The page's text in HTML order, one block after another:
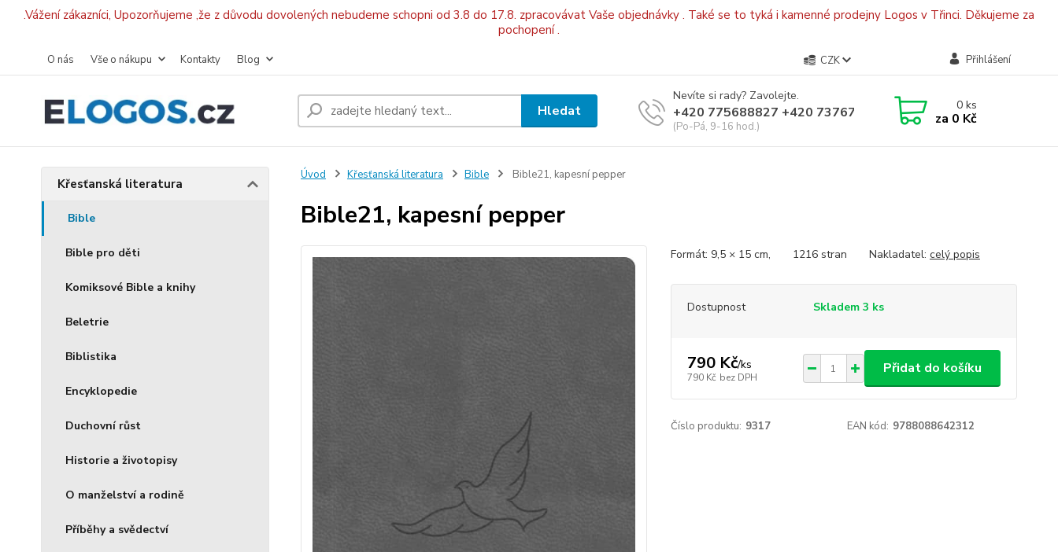
.Vážení zákazníci, Upozorňujeme ,že z důvodu dovolených nebudeme schopni od 3.8 do 17.8. zpracovávat Vaše objednávky . Také se to tyká i kamenné prodejny Logos v Třinci. Děkujeme za
pochopení .
O nás Vše o nákupu Kontakty Blog CZK Přihlášení
Hledat
Nevíte si rady? Zavolejte.
+420 775688827 +420 737670415
(Po-Pá, 9-16 hod.)
0ks
za 0 Kč
Křesťanská literatura
Bible
Bible pro děti
Komiksové Bible a knihy
Beletrie
Biblistika
Encyklopedie
Duchovní růst
Historie a životopisy
O manželství a rodině
Příběhy a svědectví
Úvod Křesťanská literatura Bible Bible21, kapesní pepper
Bible21, kapesní pepper
Formát: 9,5 × 15 cm, 1216 stran Nakladatel: celý popis
Dostupnost Skladem 3 ks
790 Kč/ks
790 Kč bez DPH
Přidat do košíku
Číslo produktu: 9317 EAN kód: 9788088642312